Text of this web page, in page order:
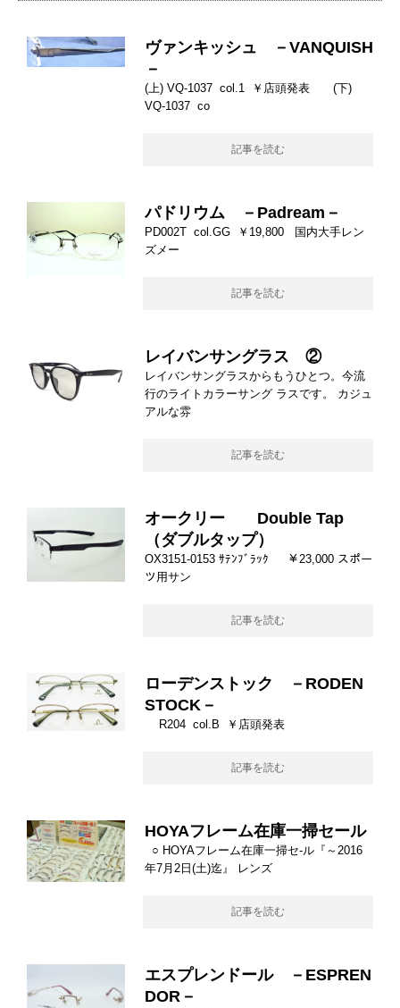
ヴァンキッシュ －VANQUISH
－
(上) VQ-1037 col.1 ￥店頭発表 (下)
VQ-1037 co
記事を読む
パドリウム －Padream－
PD002T col.GG ￥19,800 国内大手レン
ズメー
記事を読む
レイバンサングラス ②
レイバンサングラスからもうひとつ。今流
行のライトカラーサング ラスです。 カジュ
アルな雰
記事を読む
オークリー Double Tap
（ダブルタップ）
OX3151-0153 ｻﾃﾝﾌﾞﾗｯｸ ￥23,000 スポー
ツ用サン
記事を読む
ローデンストック －RODEN
STOCK－
R204 col.B ￥店頭発表
記事を読む
HOYAフレーム在庫一掃セール
○ HOYAフレーム在庫一掃セ-ル『～2016
年7月2日(土)迄』 レンズ
記事を読む
エスプレンドール －ESPREN
DOR－